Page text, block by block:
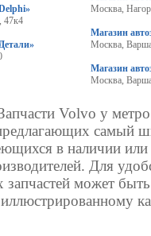
47к4
Москва,
Магазин
Москва,
Магазин
Москва,
Volvo у
самый
в наличии
Для
запчастей может